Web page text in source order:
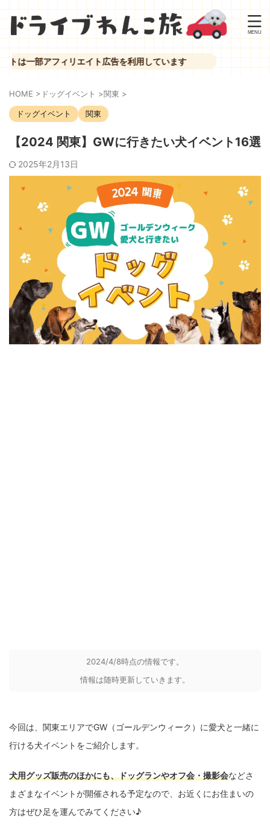
フィリエイト広告を利用しています
HOME > ドッグイベント >関東 >
ドッグイベント 関東
【2024 関東】GWに行きたい犬イベント16選
2025年2月13日
2024/4/8時点の情報です。
情報は随時更新していきます。
今回は、関東エリアでGW（ゴールデンウィーク）に愛犬と一緒に
行ける犬イベントをご紹介します。
犬用グッズ販売のほかにも、ドッグランやオフ会・撮影会などさ
まざまなイベントが開催される予定なので、お近くにお住まいの
方はぜひ足を運んでみてください♪